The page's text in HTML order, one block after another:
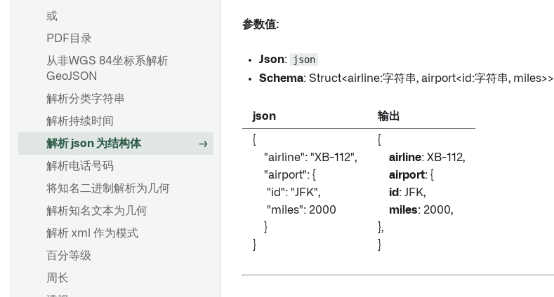
或
PDF目录
从非WGS 84坐标系解析
GeoJSON
解析分类字符串
解析持续时间
解析 json 为结构体
解析电话号码
将知名二进制解析为几何
解析知名文本为几何
解析 xml 作为模式
百分等级
周长
参数值:
Json:
json
Schema: Struct<airline:字符串, airport<id:字符串, miles>>
json 输出
{
"airline": "XB-112",
"airport": {
"id": "JFK",
"miles": 2000
}
}
{
airline: XB-112,
airport: {
id : JFK,
miles: 2000,
},
}